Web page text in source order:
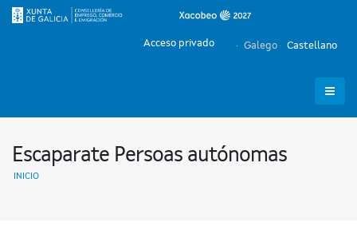
Galego Castellano
Acceso privado
Escaparate Persoas autónomas
INICIO